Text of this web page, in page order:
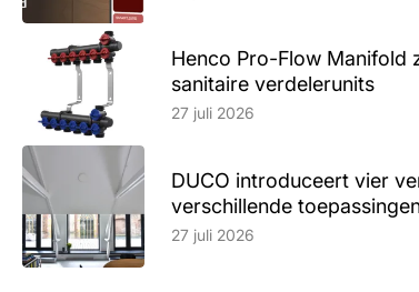
Henco Pro-Flow Manifold
sanitaire verdelerunits
Lees artikel
27 juli 2026
DUCO introduceert vier
verschillende
Lees artikel
27 juli 2026